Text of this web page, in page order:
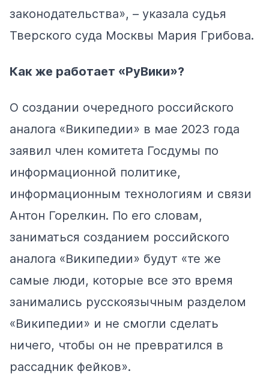
законодательства», – указала судья
Тверского суда Москвы Мария Грибова.
Как же работает «РуВики»?
О создании очередного российского
аналога «Википедии» в мае 2023 года
заявил член комитета Госдумы по
информационной политике,
информационным технологиям и связи
Антон Горелкин. По его словам,
заниматься созданием российского
аналога «Википедии» будут «те же
самые люди, которые все это время
занимались русскоязычным разделом
«Википедии» и не смогли сделать
ничего, чтобы он не превратился в
рассадник фейков».